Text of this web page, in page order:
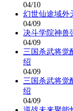
04/10
幻世仙途域外
04/09
决斗学院神兽
04/09
三国杀武将觉
绍
04/09
三国杀武将觉
绍
04/09